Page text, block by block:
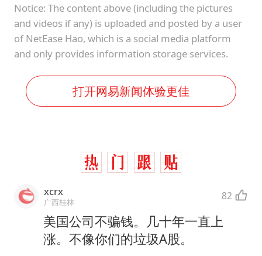
Notice: The content above (including the pictures
and videos if any) is uploaded and posted by a user
of NetEase Hao, which is a social media platform
and only provides information storage services.
打开网易新闻体验更佳
xcrx
广西桂林 82
美国公司不骗钱。几十年一直上
涨。不像你们的垃圾A股。